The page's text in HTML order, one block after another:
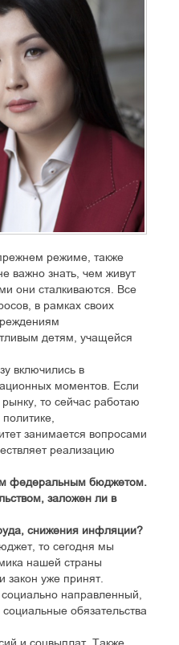
режиме, также
важно знать, чем живут
они сталкиваются. Все
в рамках своих
детям, учащейся
включились в
моментов. Если
то сейчас работаю
занимается вопросами
реализацию
федеральным бюджетом.
заложен ли в
снижения инфляции?
то сегодня мы
нашей страны
закон уже принят.
направленный,
обязательства